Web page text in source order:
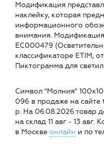
Модификация
наклейку, которая
информационного
внимания. Модификация
EC000479
классификаторе ETIM,
Пиктограмма для
Символ "Молния"
096 в продаже на сайте
р. На 06.08.2026 товар
на склад 11 авг - 13 авг.
в Москве онлайн и по